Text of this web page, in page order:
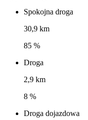
Spokojna droga
30,9 km
85 %
Droga
2,9 km
8 %
Droga dojazdowa